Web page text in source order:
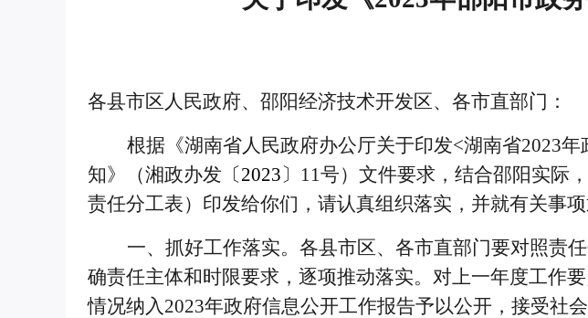
各县市区人民政府、邵阳经济技术开发区、各市直部门：
根据《湖南省人民政府办公厅关于印发<湖南省2023年
知》（湘政办发 〔2023〕 11号）文件要求，结合邵阳实际
责任分工表）印发给你们，请认真组织落实，并就有关事项
一、抓好工作落实。 各县市区、各市直部门要对照责
确责任主体和时限要求，逐项推动落实。对上一年度工作
情况纳入2023年政府信息公开工作报告予以公开，接受社会